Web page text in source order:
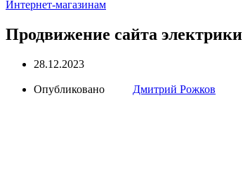
Интернет-магазинам
Продвижение сайта электрики
28.12.2023
Опубликовано Дмитрий Рожков